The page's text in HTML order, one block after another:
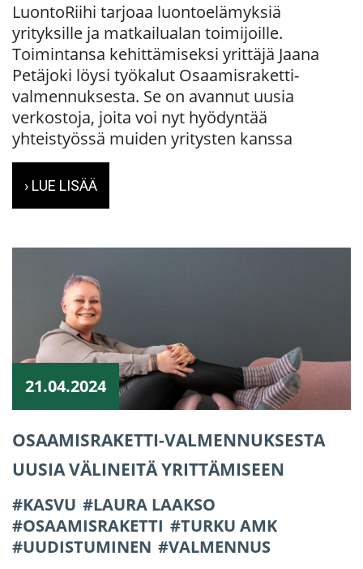
LuontoRiihi tarjoaa luontoelämyksiä
yrityksille ja matkailualan toimijoille.
Toimintansa kehittämiseksi yrittäjä Jaana
Petäjoki löysi työkalut Osaamisraketti-
valmennuksesta. Se on avannut uusia
verkostoja, joita voi nyt hyödyntää
yhteistyössä muiden yritysten kanssa
› LUE LISÄÄ
21.04.2024
OSAAMISRAKETTI-VALMENNUKSESTA
UUSIA VÄLINEITÄ YRITTÄMISEEN
KASVU
LAURA LAAKSO
OSAAMISRAKETTI
TURKU AMK
UUDISTUMINEN
VALMENNUS